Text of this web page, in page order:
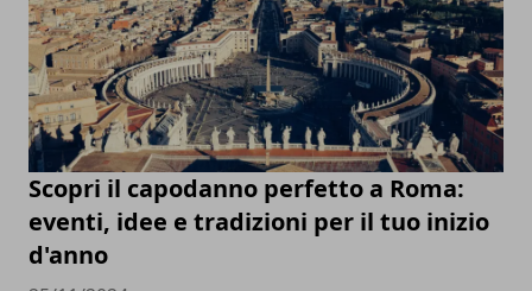
Scopri il capodanno perfetto a Roma:
eventi, idee e tradizioni per il tuo inizio
d'anno